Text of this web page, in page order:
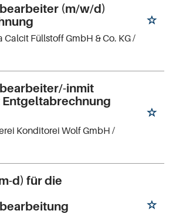
(m/w/d)
Calcit Füllstoff GmbH & Co. KG/
inmit
Konditorei Wolf GmbH /
d) für die